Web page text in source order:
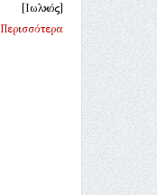
[Ιωλκός]
Περισσότερα